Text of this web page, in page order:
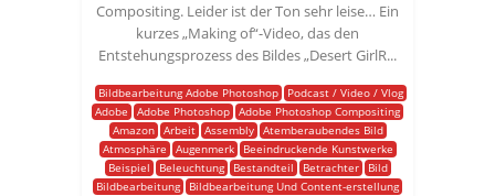
Compositing. Leider ist der Ton sehr leise… Ein
kurzes „Making of“-Video, das den
Entstehungsprozess des Bildes „Desert GirlR...
Bildbearbeitung Adobe Photoshop
Podcast / Video / Vlog
Adobe
Adobe Photoshop Adobe Photoshop Compositing
Amazon
Arbeit Assembly
Atemberaubendes Bild
Atmosphäre
Augenmerk
Beeindruckende Kunstwerke
Beispiel
Beleuchtung Bestandteil Betrachter
Bild
Bildbearbeitung
Bildbearbeitung Und Content-erstellung